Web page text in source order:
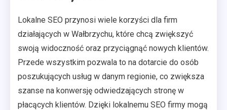
Lokalne SEO przynosi wiele korzyści dla firm
działających w Wałbrzychu, które chcą zwiększyć
swoją widoczność oraz przyciągnąć nowych klientów.
Przede wszystkim pozwala to na dotarcie do osób
poszukujących usług w danym regionie, co zwiększa
szanse na konwersję odwiedzających stronę w
płacących klientów. Dzięki lokalnemu SEO firmy mogą